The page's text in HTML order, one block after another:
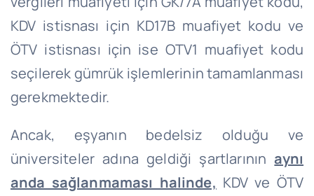
KDV istisnası için KD17B muafiyet kodu ve
ÖTV istisnası için ise OTV1 muafiyet kodu
seçilerek gümrük işlemlerinin tamamlanması
gerekmektedir.
Ancak, eşyanın bedelsiz olduğu ve
üniversiteler adına geldiği şartlarınınaynı
anda sağlanmaması halinde, KDV ve ÖTV